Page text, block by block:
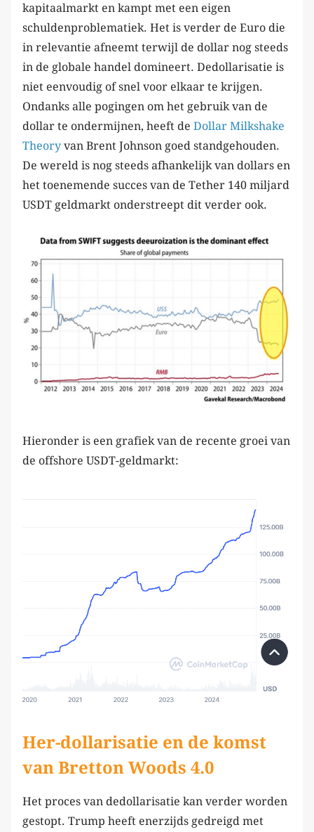
kapitaalmarkt en kampt met een eigen
schuldenproblematiek. Het is verder de Euro die
in relevantie afneemt terwijl de dollar nog steeds
in de globale handel domineert. Dedollarisatie is
niet eenvoudig of snel voor elkaar te krijgen.
Ondanks alle pogingen om het gebruik van de
dollar te ondermijnen, heeft de Dollar Milkshake
Theory van Brent Johnson goed standgehouden.
De wereld is nog steeds afhankelijk van dollars en
het toenemende succes van de Tether 140 miljard
USDT geldmarkt onderstreept dit verder ook.
Hieronder is een grafiek van de recente groei van
de offshore USDT-geldmarkt:
Her-dollarisatie en de komst
van Bretton Woods 4.0
Het proces van dedollarisatie kan verder worden
gestopt. Trump heeft enerzijds gedreigd met